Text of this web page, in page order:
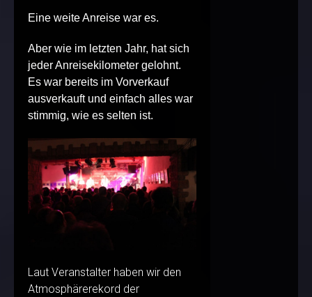
Eine weite Anreise war es.
Aber wie im letzten Jahr, hat sich
jeder Anreisekilometer gelohnt.
Es war bereits im Vorverkauf
ausverkauft und einfach alles war
stimmig, wie es selten ist.
Laut Veranstalter haben wir den
Atmosphärerekord der